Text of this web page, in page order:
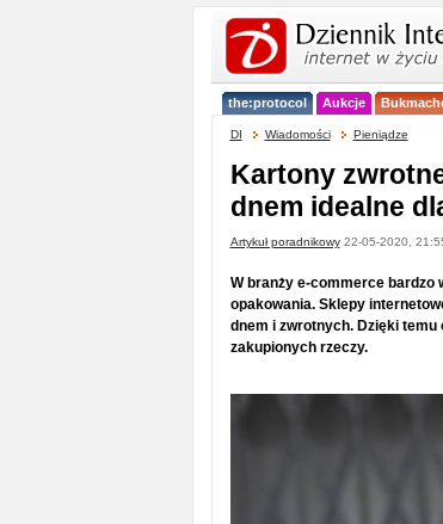
the:protocol Aukcje
DI Wiadomości Pieniądze
Kartony
dnem idealne
Artykuł poradnikowy22-05-2020,
W branży e-commerce bardzo
opakowania. Sklepy
dnem i zwrotnych. Dzięki temu
zakupionych rzeczy.